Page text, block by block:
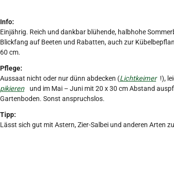
Info:
Einjährig. Reich und dankbar blühende, halbhohe
Blickfang auf Beeten und Rabatten, auch zur
60 cm.
Pflege:
Aussaat nicht oder nur dünn abdecken (Lichtkeimer !),
pikieren
und im Mai – Juni mit 20 x 30 cm Abstand
Gartenboden. Sonst anspruchslos.
Tipp:
Lässt sich gut mit Astern, Zier-Salbei und anderen Arten